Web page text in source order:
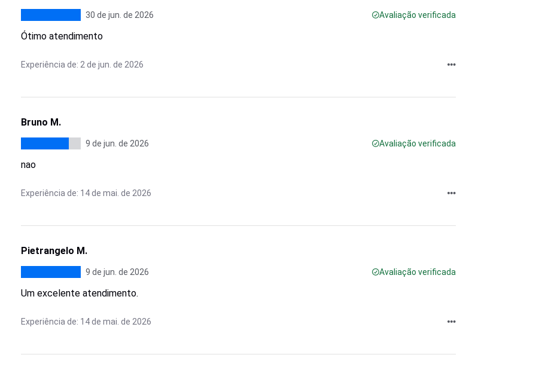
30 de jun. de 2026 Avaliação verificada
Ótimo atendimento
Experiência de: 2 de jun. de 2026
Bruno M.
9 de jun. de 2026 Avaliação verificada
nao
Experiência de: 14 de mai. de 2026
Pietrangelo M.
9 de jun. de 2026 Avaliação verificada
Um excelente atendimento.
Experiência de: 14 de mai. de 2026